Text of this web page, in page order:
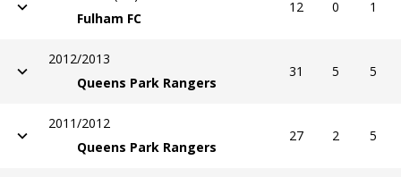
Fulham FC
12 0 1
2012/2013
Queens Park Rangers
31 5 5
2011/2012
Queens Park Rangers
27 2 5